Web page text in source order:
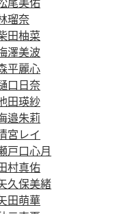
瑠奈
田柚菜
澤美波
平麗心
口日奈
田瑛紗
邉朱莉
宮レイ
戸口心月
村真佑
久保美緒
田萌華